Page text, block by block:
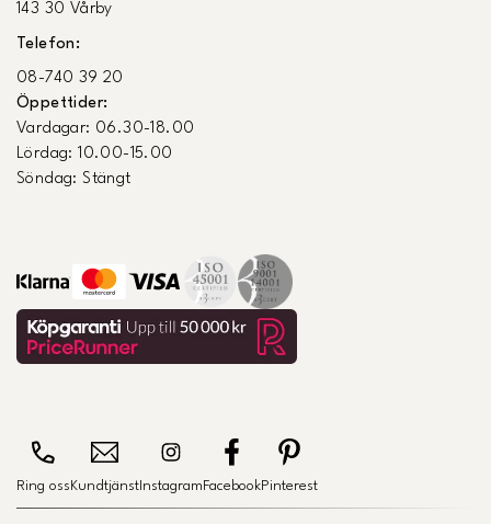
143 30 Vårby
Telefon:
08-740 39 20
Öppettider:
Vardagar: 06.30-18.00
Lördag: 10.00-15.00
Söndag: Stängt
Ring oss Kundtjänst Instagram FacebookPinterest